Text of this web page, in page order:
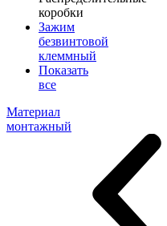
коробки
Зажим
безвинтовой
клеммный
Показать
все
Материал
монтажный